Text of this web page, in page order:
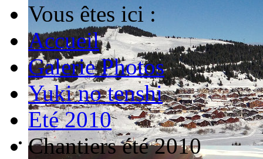
Vous êtes ici :
Accueil
Galerie Photos
Yuki no tenshi
Eté 2010
Chantiers été 2010